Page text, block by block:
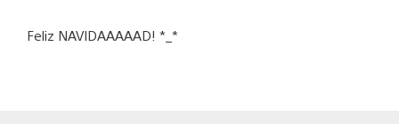
Feliz NAVIDAAAAAD! *_*